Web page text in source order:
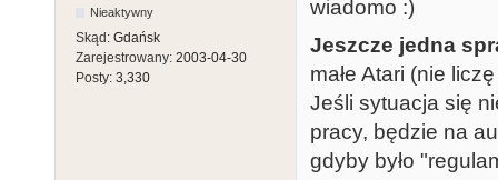
Nieaktywny
Skąd: Gdańsk
Zarejestrowany: 2003-04-30
Posty: 3,330
wiadomo :)
Jeszcze jedna
małe Atari (nie
Jeśli sytuacja się
pracy, będzie na
gdyby było